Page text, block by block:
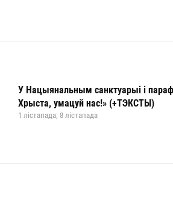
У Нацыянальным санктуарыі і
Хрыста, умацуй нас!» (+ТЭКСТЫ)
1 лістапада; 8 лістапада